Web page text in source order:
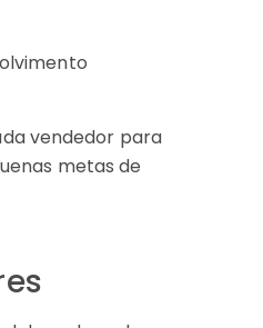
vendedor para
metas de